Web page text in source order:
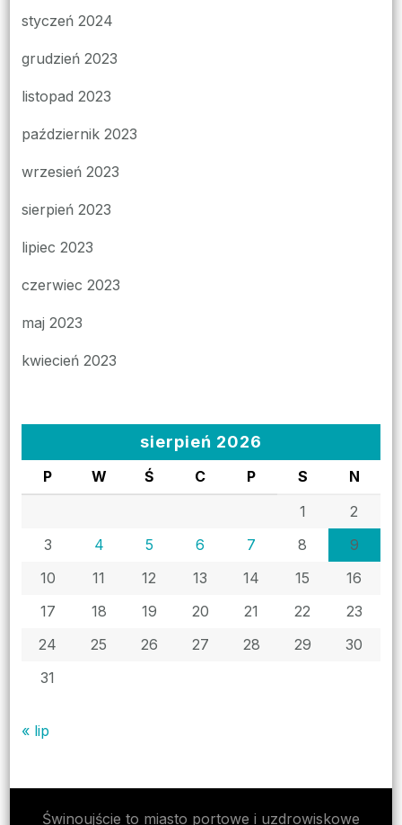
styczeń 2024
grudzień 2023
listopad 2023
październik 2023
wrzesień 2023
sierpień 2023
lipiec 2023
czerwiec 2023
maj 2023
kwiecień 2023
sierpień 2026
P W Ś C P S
N
1
2
3
4 5 6 7 8
9
10
11 12 13 14 15
16
17
18 19 20 21 22
23
24
25 26 27 28 29
30
31
« lip
Świnoujście to miasto portowe i uzdrowiskowe